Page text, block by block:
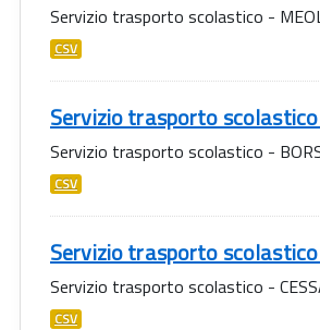
Servizio trasporto scolastico -
CSV
Servizio trasporto scolastico
Servizio trasporto scolastico -
CSV
Servizio trasporto scolastico
Servizio trasporto scolastico -
CSV